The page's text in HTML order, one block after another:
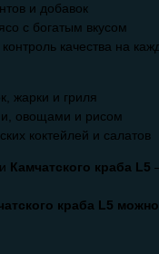
и добавок
с богатым вкусом
качества на
жарки и гриля
овощами и рисом
коктейлей и салатов
Камчатского краба L5
краба L5